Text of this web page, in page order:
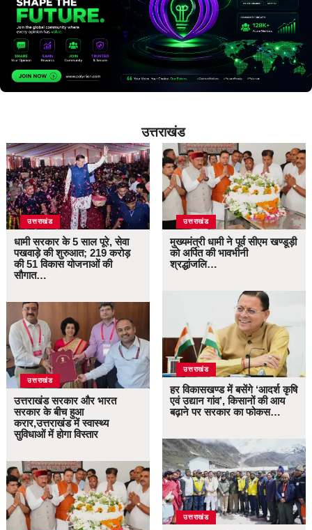
उत्तराखंड
उत्तराखंड
धामी सरकार के 5 साल पूरे, सेवा
पखवाड़े की शुरुआत; 219 करोड़
की 51 विकास योजनाओं की
सौगात…
उत्तराखंड
उत्तराखंड सरकार और भारत
सरकार के बीच हुआ
करार,उत्तराखंड में स्वास्थ्य
सुविधाओं में होगा विस्तार
उत्तराखंड
मुख्यमंत्री धामी ने पूर्व सीएम खण्डूड़ी
को अर्पित की भावभीनी
श्रद्धांजलि…
उत्तराखंड
हर विकासखण्ड में बसेंगे ‘आदर्श कृषि
एवं उद्यान गांव’, किसानों की आय
बढ़ाने पर सरकार का फोकस…
उत्तराखंड